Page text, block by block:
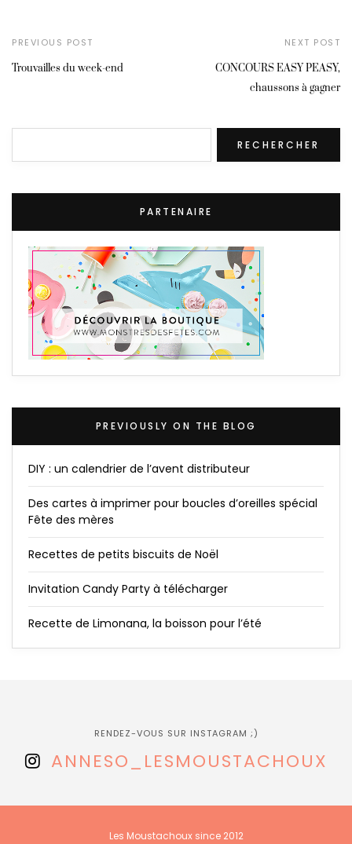
PREVIOUS POST
Trouvailles du week-end
NEXT POST
CONCOURS EASY PEASY,
chaussons à gagner
RECHERCHER
PARTENAIRE
PREVIOUSLY ON THE BLOG
DIY : un calendrier de l’avent distributeur
Des cartes à imprimer pour boucles d’oreilles spécial
Fête des mères
Recettes de petits biscuits de Noël
Invitation Candy Party à télécharger
Recette de Limonana, la boisson pour l’été
RENDEZ-VOUS SUR INSTAGRAM ;)
ANNESO_LESMOUSTACHOUX
Les Moustachoux since 2012